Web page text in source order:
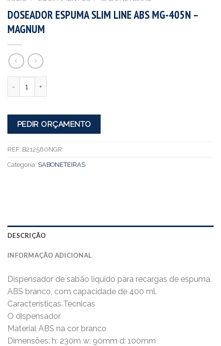
DOSEADOR ESPUMA SLIM LINE ABS MG-405N –
MAGNUM
PEDIR ORÇAMENTO
REF: B212560NGR
Categoria: SABONETEIRAS
DESCRIÇÃO
INFORMAÇÃO ADICIONAL
Dispensador de sabão liquido para recargas de espuma.
ABS branco, com capacidade de 400 ml.
Características Técnicas
O dispensador
Material ABS na cor branco
Dimensões: h: 230m w: 90mm d: 100mm